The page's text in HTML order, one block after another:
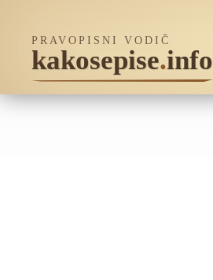
PRAVOPISNI VODIČ
kakosepise.info